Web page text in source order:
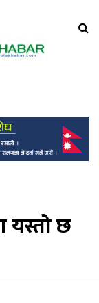
यस्तो छ